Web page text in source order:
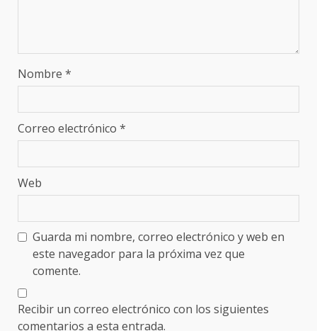
Nombre *
Correo electrónico *
Web
Guarda mi nombre, correo electrónico y web en
este navegador para la próxima vez que
comente.
Recibir un correo electrónico con los siguientes
comentarios a esta entrada.